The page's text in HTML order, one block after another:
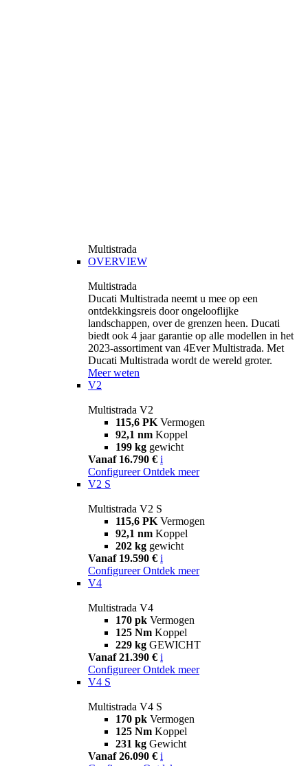
Multistrada
OVERVIEW
Multistrada
Ducati Multistrada neemt u mee op een
ontdekkingsreis door ongelooflijke
landschappen, over de grenzen heen. Ducati
biedt ook 4 jaar garantie op alle modellen in het
2023-assortiment van 4Ever Multistrada. Met
Ducati Multistrada wordt de wereld groter.
Meer weten
V2
Multistrada V2
115,6 PK Vermogen
92,1 nm Koppel
199 kg gewicht
Vanaf 16.790 € i
Configureer Ontdek meer
V2 S
Multistrada V2 S
115,6 PK Vermogen
92,1 nm Koppel
202 kg gewicht
Vanaf 19.590 € i
Configureer Ontdek meer
V4
Multistrada V4
170 pk Vermogen
125 Nm Koppel
229 kg GEWICHT
Vanaf 21.390 € i
Configureer Ontdek meer
V4 S
Multistrada V4 S
170 pk Vermogen
125 Nm Koppel
231 kg Gewicht
Vanaf 26.090 € i